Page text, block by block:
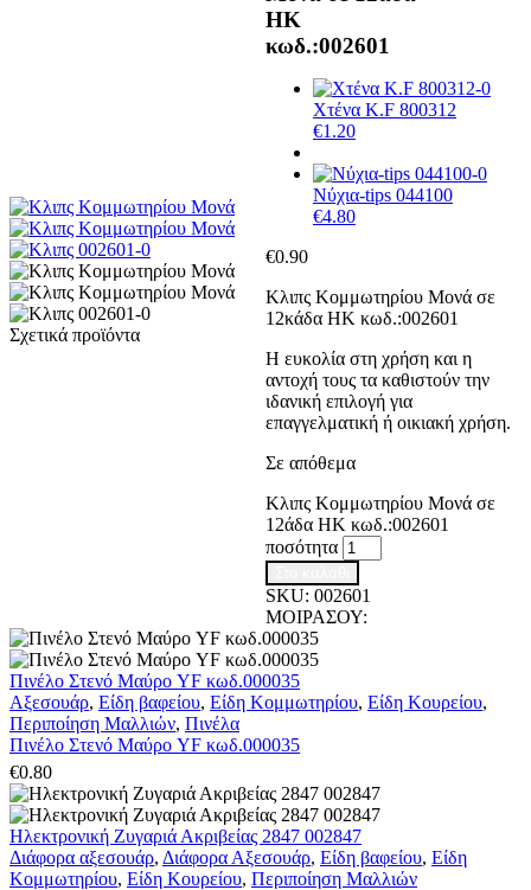
HK
κωδ.:002601
Χτένα K.F 800312
€1.20
Νύχια-tips 044100
€4.80
€0.90
Κλιπς Κομμωτηρίου Μονά σε
12κάδα HK κωδ.:002601
Η ευκολία στη χρήση και η
αντοχή τους τα καθιστούν την
ιδανική επιλογή για
επαγγελματική ή οικιακή χρήση.
Σε απόθεμα
Κλιπς Κομμωτηρίου Μονά σε
12άδα HK κωδ.:002601
ποσότητα
SKU: 002601
ΜΟΙΡΑΣΟΥ:
Σχετικά προϊόντα
Πινέλο Στενό Μαύρο YF κωδ.000035
Αξεσουάρ, Είδη βαφείου, Είδη Κομμωτηρίου, Είδη Κουρείου,
Περιποίηση Μαλλιών, Πινέλα
Πινέλο Στενό Μαύρο YF κωδ.000035
€0.80
Ηλεκτρονική Ζυγαριά Ακριβείας 2847 002847
Διάφορα αξεσουάρ, Διάφορα Αξεσουάρ, Είδη βαφείου, Είδη
Κομμωτηρίου, Είδη Κουρείου, Περιποίηση Μαλλιών